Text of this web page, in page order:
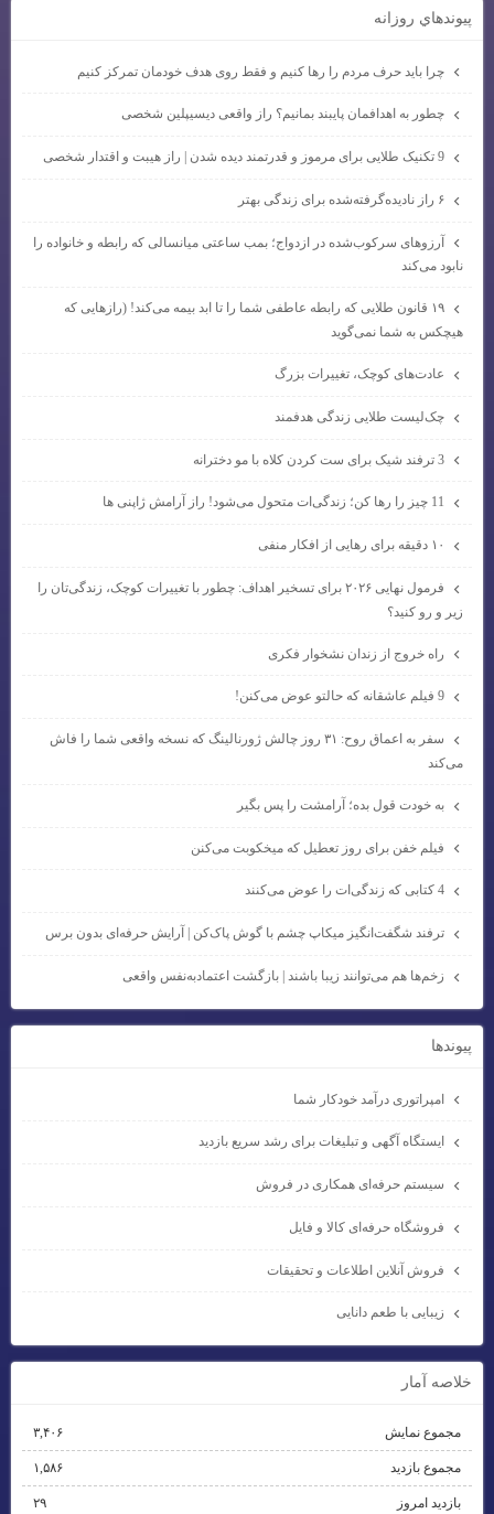
پيوندهاي روزانه
چرا باید حرف مردم را رها کنیم و فقط روی هدف خودمان تمرکز کنیم
چطور به اهدافمان پایبند بمانیم؟ راز واقعی دیسیپلین شخصی
9 تکنیک طلایی برای مرموز و قدرتمند دیده شدن | راز هیبت و اقتدار شخصی
۶ راز نادیده‌گرفته‌شده برای زندگی بهتر
آرزوهای سرکوب‌شده در ازدواج؛ بمب ساعتی میانسالی که رابطه و خانواده را
نابود می‌کند
۱۹ قانون طلایی که رابطه عاطفی شما را تا ابد بیمه می‌کند! (رازهایی که
هیچکس به شما نمی‌گوید
عادت‌های کوچک، تغییرات بزرگ
چک‌لیست طلایی زندگی هدفمند
3 ترفند شیک برای ست کردن کلاه با مو دخترانه
11 چیز را رها کن؛ زندگی‌ات متحول می‌شود! راز آرامش ژاپنی ها
۱۰ دقیقه برای رهایی از افکار منفی
فرمول نهایی ۲۰۲۶ برای تسخیر اهداف: چطور با تغییرات کوچک، زندگی‌تان را
زیر و رو کنید؟
راه خروج از زندان نشخوار فکری
9 فیلم عاشقانه که حالتو عوض می‌کنن!
سفر به اعماق روح: ۳۱ روز چالش ژورنالینگ که نسخه واقعی شما را فاش
می‌کند
به خودت قول بده؛ آرامشت را پس بگیر
فیلم خفن برای روز تعطیل که میخکوبت می‌کنن
4 کتابی که زندگی‌ات را عوض می‌کنند
ترفند شگفت‌انگیز میکاپ چشم با گوش پاک‌کن | آرایش حرفه‌ای بدون برس
زخم‌ها هم می‌توانند زیبا باشند | بازگشت اعتمادبه‌نفس واقعی
پيوندها
امپراتوری درآمد خودکار شما
ایستگاه آگهی و تبلیغات برای رشد سریع بازدید
سیستم حرفه‌ای همکاری در فروش
فروشگاه حرفه‌ای کالا و فایل
فروش آنلاین اطلاعات و تحقیقات
زیبایی با طعم دانایی
خلاصه آمار
مجموع نمایش‌ ۳,۴۰۶
مجموع بازدید ۱,۵۸۶
بازدید امروز ۲۹